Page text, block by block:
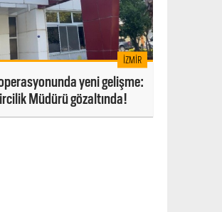
İZMIR
yeni gelişme:
Müdürü gözaltında!